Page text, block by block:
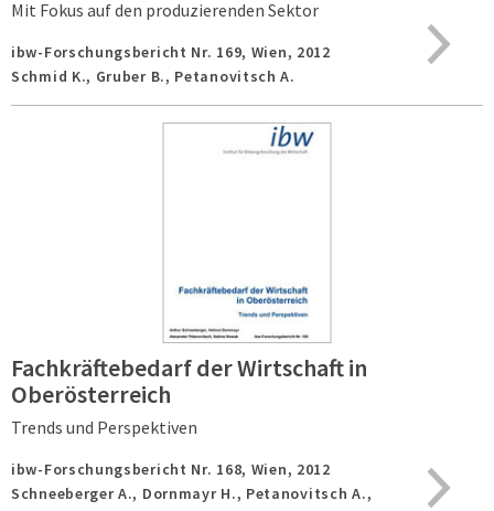
Mit Fokus auf den produzierenden Sektor
ibw-Forschungsbericht Nr. 169, Wien, 2012
Schmid K., Gruber B., Petanovitsch A.
Fachkräftebedarf der Wirtschaft in
Oberösterreich
Trends und Perspektiven
ibw-Forschungsbericht Nr. 168, Wien, 2012
Schneeberger A., Dornmayr H., Petanovitsch A.,